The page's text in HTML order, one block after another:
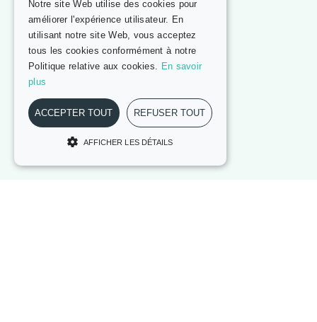
Notre site Web utilise des cookies pour
améliorer l'expérience utilisateur. En
utilisant notre site Web, vous acceptez
tous les cookies conformément à notre
Politique relative aux cookies. En savoir
plus
ACCEPTER TOUT REFUSER TOUT
AFFICHER LES DÉTAILS